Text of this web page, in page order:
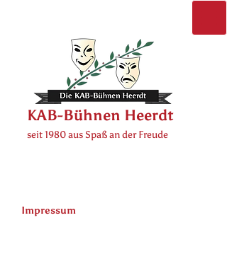
KAB-Bühnen Heerdt
seit 1980 aus Spaß an der Freude
Impressum